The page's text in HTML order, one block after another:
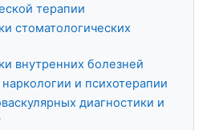
терапии
стоматологических
внутренних болезней
и психотерапии
диагностики и